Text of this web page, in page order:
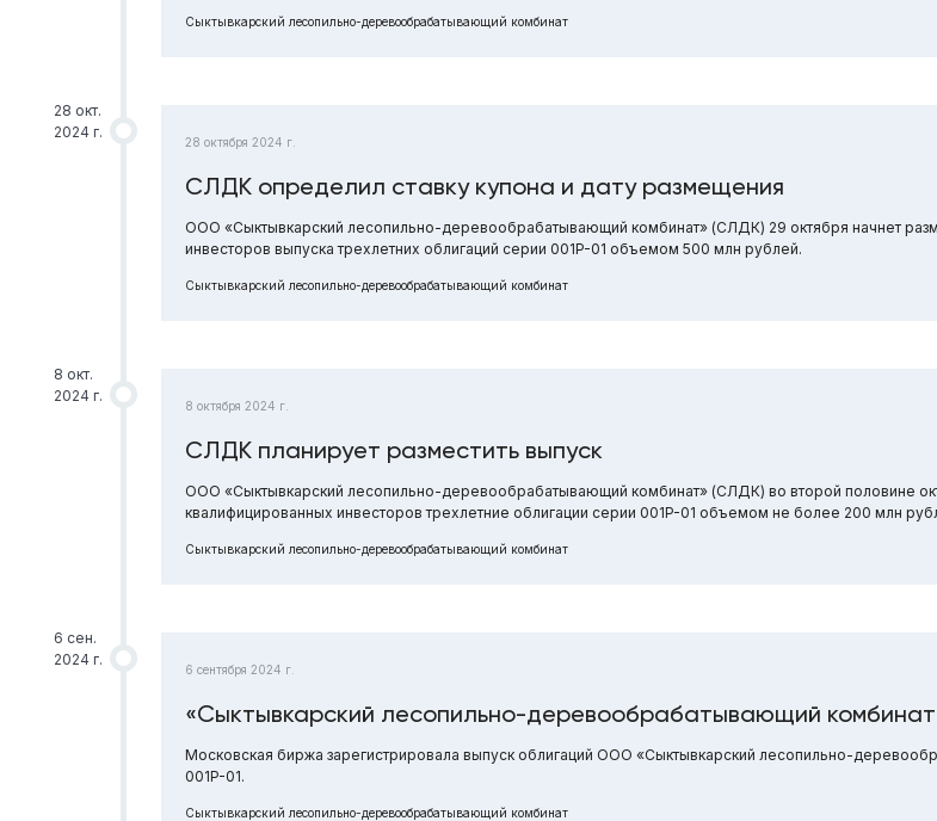
Сыктывкарский лесопильно-деревообрабатывающий комбинат
28 окт.
2024 г.
28 октября 2024 г.
СЛДК определил ставку купона и дату размещения
ООО «Сыктывкарский лесопильно-деревообрабатывающий комбинат» (СЛДК) 29 октября начнет
инвесторов выпуска трехлетних облигаций серии 001P-01 объемом 500 млн рублей.
Сыктывкарский лесопильно-деревообрабатывающий комбинат
8 окт.
2024 г.
8 октября 2024 г.
СЛДК планирует разместить выпуск
ООО «Сыктывкарский лесопильно-деревообрабатывающий комбинат» (СЛДК) во второй половине
квалифицированных инвесторов трехлетние облигации серии 001P-01 объемом не более 200 млн
Сыктывкарский лесопильно-деревообрабатывающий комбинат
6 сен.
2024 г.
6 сентября 2024 г.
«Сыктывкарский лесопильно-деревообрабатывающий
Московская биржа зарегистрировала выпуск облигаций ООО «Сыктывкарский лесопильно-
001P-01.
Сыктывкарский лесопильно-деревообрабатывающий комбинат